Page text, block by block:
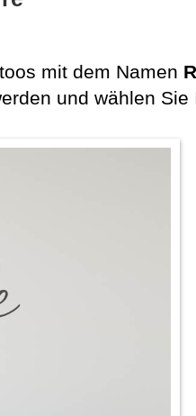
mit dem Namen
und wählen Sie